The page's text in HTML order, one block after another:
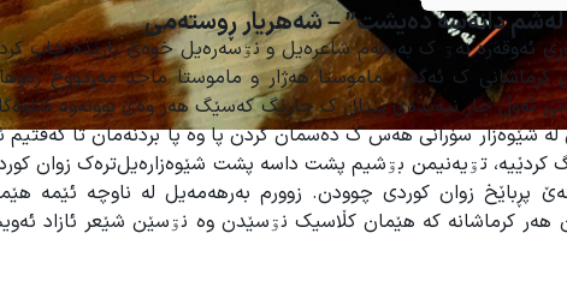
لەشم دانەسە دەیشت” – شەهریار ڕوستەمی
ئەوقەرە نەۊ ک بەرهەم شاعرەیل و نۊسەرەیل خوەێ بارێدە چاپ
ک ئەگەر ماموستا هەژار و ماموستا ماجد مەردووخ
ئەوڵ جار نیەێدەێ پێێان ک جارێگ کەسێگ هەر وەێ بوونەوە
شێوەزار سۆرانی هەس ک دەسمان گردن پا وە پا بردنەمان تا کەفتیم
کردێیە، تۊیەنیمن بۊشیم پشت داسە پشت شێوەزارەیل‌ترەک زوان
پڕباێخ زوان کوردی چوودن. زوورم بەرهەمەیل لە ناوچە ئێمە
کرماشانە کە هێمان کڵاسیک نۊسێدن وە نۊسێن شێعر ئازاد